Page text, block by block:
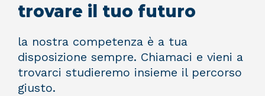
trovare il tuo futuro
la nostra competenza è a tua
disposizione sempre. Chiamaci e vieni a
trovarci studieremo insieme il percorso
giusto.